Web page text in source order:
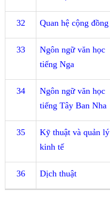
32 Quan hệ cộng đồng
33
Ngôn ngữ văn học
tiếng Nga
34
Ngôn ngữ văn học
tiếng Tây Ban Nha
35
Kỹ thuật và quản lý
kinh tế
36 Dịch thuật